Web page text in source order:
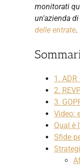
monitorati
un'azienda
delle entrate.
1.
2.
3.
Video:
Qual è
Sfide